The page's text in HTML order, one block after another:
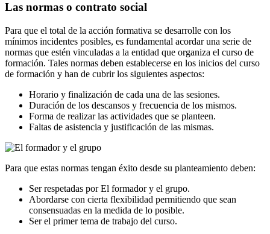
Las normas o contrato social
Para que el total de la acción formativa se desarrolle con los
mínimos incidentes posibles, es fundamental acordar una serie de
normas que estén vinculadas a la entidad que organiza el curso de
formación. Tales normas deben establecerse en los inicios del curso
de formación y han de cubrir los siguientes aspectos:
Horario y finalización de cada una de las sesiones.
Duración de los descansos y frecuencia de los mismos.
Forma de realizar las actividades que se planteen.
Faltas de asistencia y justificación de las mismas.
Para que estas normas tengan éxito desde su planteamiento deben:
Ser respetadas por El formador y el grupo.
Abordarse con cierta flexibilidad permitiendo que sean
consensuadas en la medida de lo posible.
Ser el primer tema de trabajo del curso.